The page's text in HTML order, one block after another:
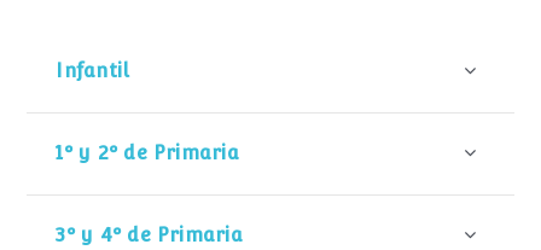
Infantil
1º y 2º de Primaria
3º y 4º de Primaria